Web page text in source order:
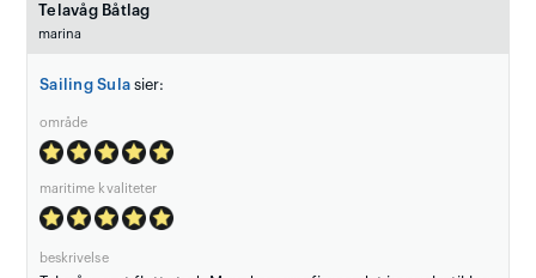
Telavåg Båtlag
marina
Sailing Sula sier:
område
maritime kvaliteter
beskrivelse